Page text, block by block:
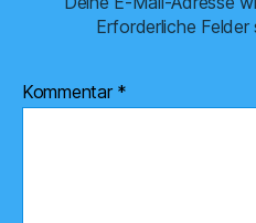
Erforderliche Felder
Kommentar *